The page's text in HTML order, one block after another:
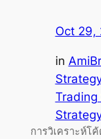
Oct 29,
in
Trading
การวิเคราะห์โ